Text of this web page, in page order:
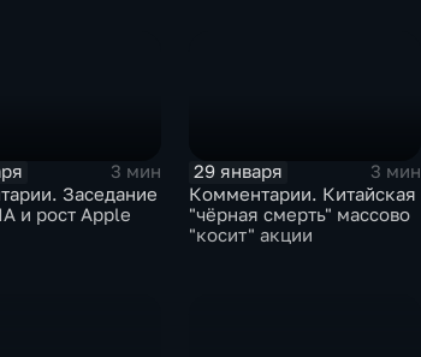
3 мин
Заседание
и рост Apple
29 января
3 мин
Комментарии. Китайская
"чёрная смерть" массово
"косит" акции